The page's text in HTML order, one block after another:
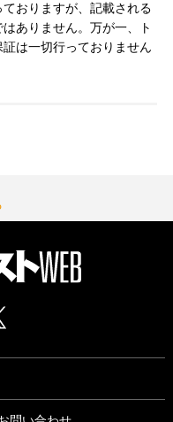
おりますが、記載される
ありません。万が一、ト
は一切行っておりません